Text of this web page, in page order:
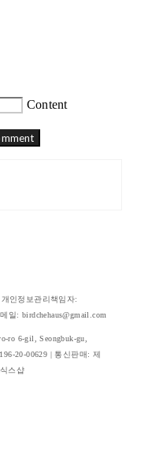
Content
인정보관리책임자:
일: birdchehaus@gmail.com
ro 6-gil, Seongbuk-gu,
196-20-00629 | 통신판매: 제
스샵